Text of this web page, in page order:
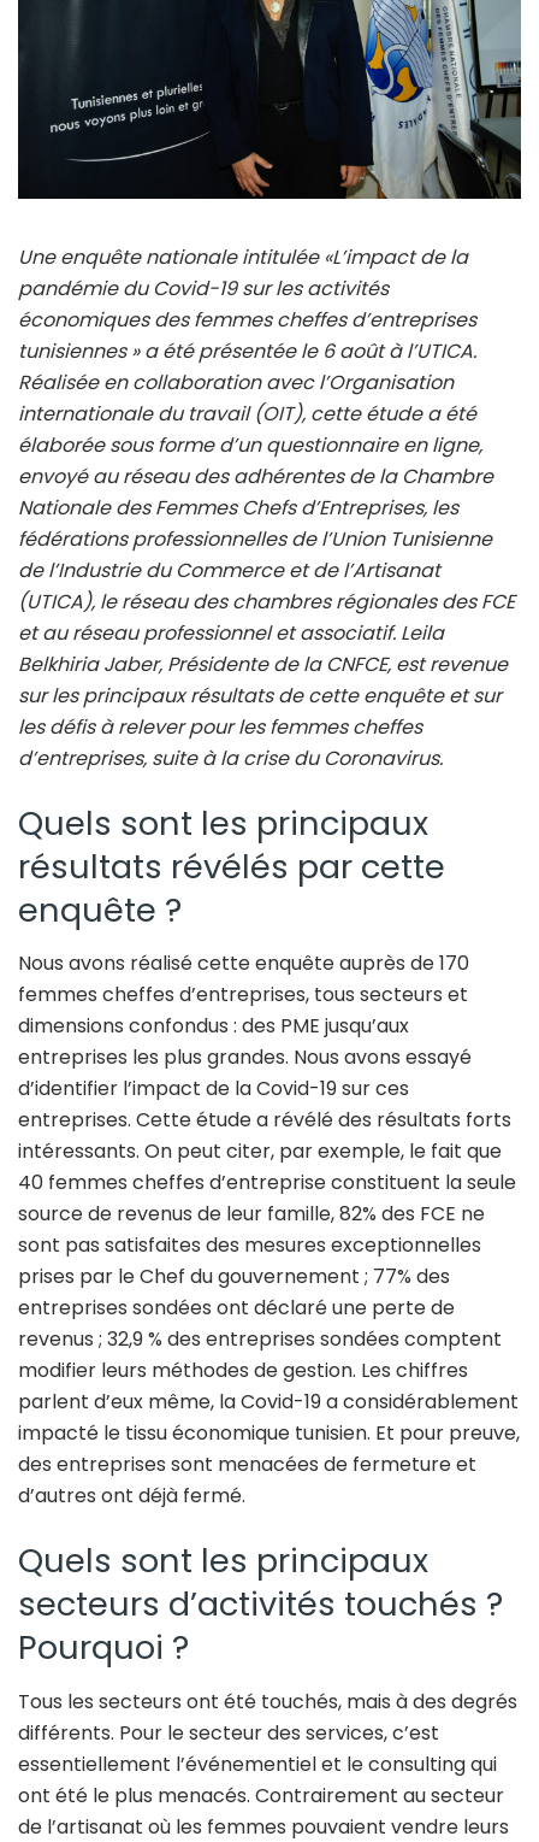
Une enquête nationale intitulée «L’impact de la
pandémie du Covid-19 sur les activités
économiques des femmes cheffes d’entreprises
tunisiennes » a été présentée le 6 août à l’UTICA.
Réalisée en collaboration avec l’Organisation
internationale du travail (OIT), cette étude a été
élaborée sous forme d’un questionnaire en ligne,
envoyé au réseau des adhérentes de la Chambre
Nationale des Femmes Chefs d’Entreprises, les
fédérations professionnelles de l’Union Tunisienne
de l’Industrie du Commerce et de l’Artisanat
(UTICA), le réseau des chambres régionales des FCE
et au réseau professionnel et associatif. Leila
Belkhiria Jaber, Présidente de la CNFCE, est revenue
sur les principaux résultats de cette enquête et sur
les défis à relever pour les femmes cheffes
d’entreprises, suite à la crise du Coronavirus.
Quels sont les principaux
résultats révélés par cette
enquête ?
Nous avons réalisé cette enquête auprès de 170
femmes cheffes d’entreprises, tous secteurs et
dimensions confondus : des PME jusqu’aux
entreprises les plus grandes. Nous avons essayé
d’identifier l’impact de la Covid-19 sur ces
entreprises. Cette étude a révélé des résultats forts
intéressants. On peut citer, par exemple, le fait que
40 femmes cheffes d’entreprise constituent la seule
source de revenus de leur famille, 82% des FCE ne
sont pas satisfaites des mesures exceptionnelles
prises par le Chef du gouvernement ; 77% des
entreprises sondées ont déclaré une perte de
revenus ; 32,9 % des entreprises sondées comptent
modifier leurs méthodes de gestion. Les chiffres
parlent d’eux même, la Covid-19 a considérablement
impacté le tissu économique tunisien. Et pour preuve,
des entreprises sont menacées de fermeture et
d’autres ont déjà fermé.
Quels sont les principaux
secteurs d’activités touchés ?
Pourquoi ?
Tous les secteurs ont été touchés, mais à des degrés
différents. Pour le secteur des services, c’est
essentiellement l’événementiel et le consulting qui
ont été le plus menacés. Contrairement au secteur
de l’artisanat où les femmes pouvaient vendre leurs